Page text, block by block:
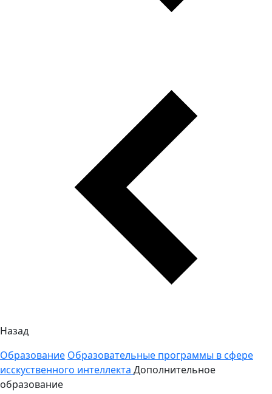
Назад
Образование Образовательные программы в сфере
исскуственного интеллекта Дополнительное
образование